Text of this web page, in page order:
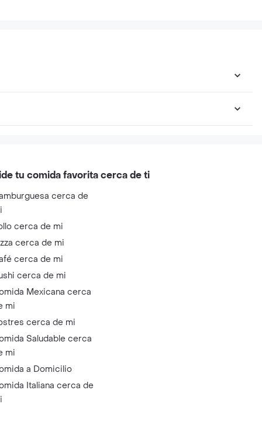
tu comida favorita cerca de ti
cerca de
cerca de mi
cerca de mi
cerca de mi
cerca de mi
Mexicana cerca
mi
cerca de mi
Saludable cerca
mi
a Domicilio
Italiana cerca de